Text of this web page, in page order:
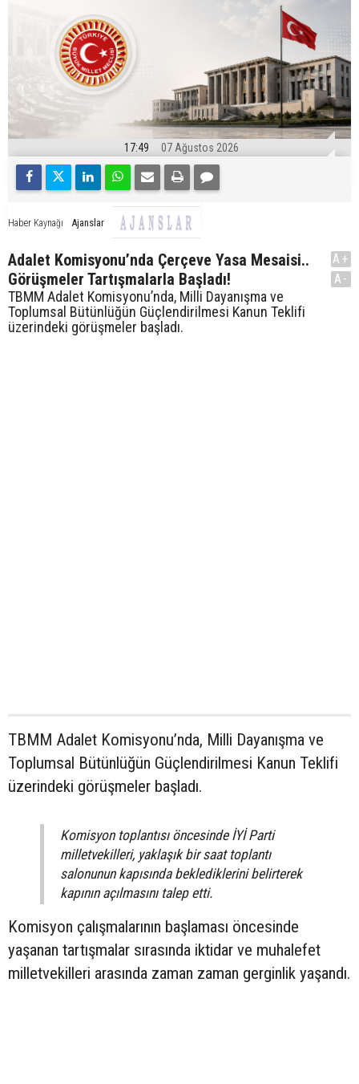
17:49 07 Ağustos 2026
Haber Kaynağı Ajanslar
Adalet Komisyonu’nda Çerçeve Yasa Mesaisi..
Görüşmeler Tartışmalarla Başladı!
TBMM Adalet Komisyonu’nda, Milli Dayanışma ve
Toplumsal Bütünlüğün Güçlendirilmesi Kanun Teklifi
üzerindeki görüşmeler başladı.
A+
A-
TBMM Adalet Komisyonu’nda, Milli Dayanışma ve
Toplumsal Bütünlüğün Güçlendirilmesi Kanun Teklifi
üzerindeki görüşmeler başladı.
Komisyon toplantısı öncesinde İYİ Parti
milletvekilleri, yaklaşık bir saat toplantı
salonunun kapısında beklediklerini belirterek
kapının açılmasını talep etti.
Komisyon çalışmalarının başlaması öncesinde
yaşanan tartışmalar sırasında iktidar ve muhalefet
milletvekilleri arasında zaman zaman gerginlik yaşandı.